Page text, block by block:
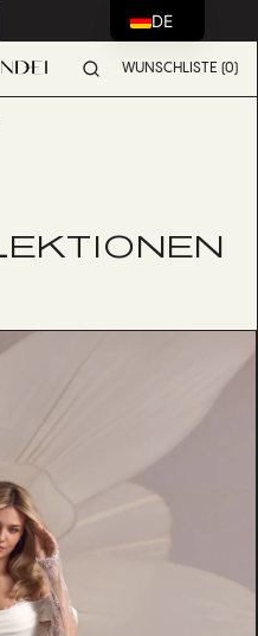
WUNSCHLISTE (0)
DE